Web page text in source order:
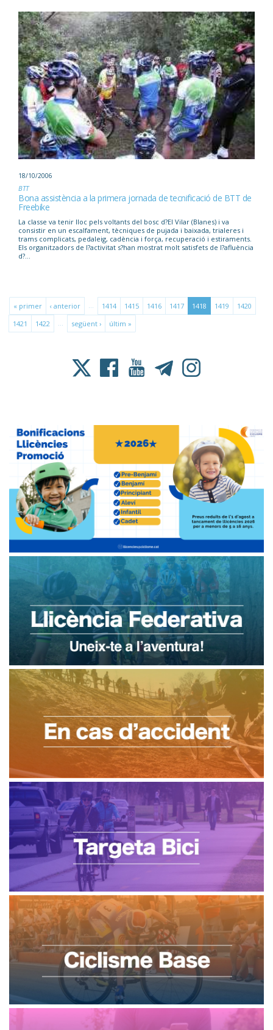
18/10/2006
BTT
Bona assistència a la primera jornada de tecnificació de BTT de
Freebike
La classe va tenir lloc pels voltants del bosc d?El Vilar (Blanes) i va
consistir en un escalfament, tècniques de pujada i baixada, trialeres i
trams complicats, pedaleig, cadència i força, recuperació i estiraments.
Els organitzadors de l?activitat s?han mostrat molt satisfets de l?afluència
d?...
« primer ‹ anterior 1414 1415 1416 1417 1418 1419
1420
1421
1422 següent › últim »